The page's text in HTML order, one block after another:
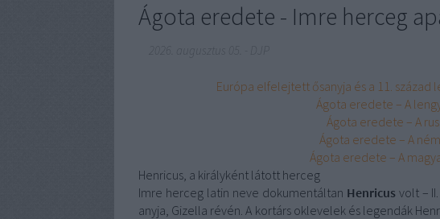
Ágota eredete - Imre herceg
Európa elfelejtett ősanyja és a 11. század
Ágota eredete – A
Ágota eredete – A
Ágota eredete – A
Ágota eredete – A
Henricus, a királyként látott herceg
Imre herceg latin neve dokumentáltan Henricus volt –
anyja, Gizella révén. A kortárs oklevelek és legendák